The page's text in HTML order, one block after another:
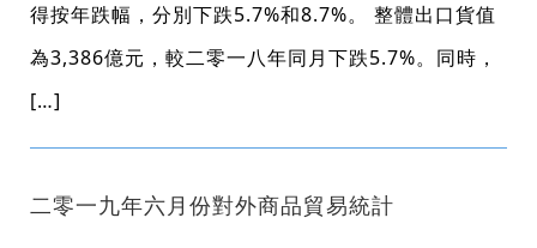
得按年跌幅，分別下跌5.7%和8.7%。 整體出口貨值
為3,386億元，較二零一八年同月下跌5.7%。同時，
[…]
二零一九年六月份對外商品貿易統計